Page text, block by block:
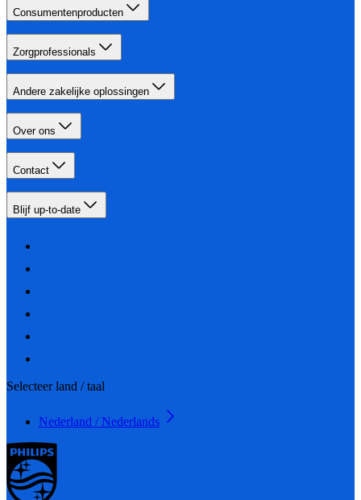
Consumentenproducten
Zorgprofessionals
Andere zakelijke oplossingen
Over ons
Contact
Blijf up-to-date
Selecteer land / taal
Nederland / Nederlands